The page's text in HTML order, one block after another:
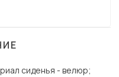
сиденья - велюр;